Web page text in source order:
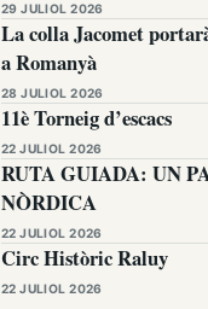
29 JULIOL 2026
La colla Jacomet
a Romanyà
28 JULIOL 2026
11è Torneig d’escacs
22 JULIOL 2026
RUTA GUIADA: UN
NÒRDICA
22 JULIOL 2026
Circ Històric Raluy
22 JULIOL 2026